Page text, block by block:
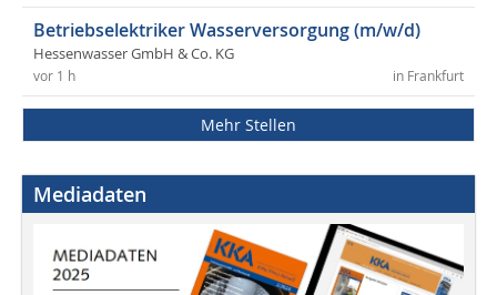
Betriebselektriker Wasserversorgung (m/w/d)
Hessenwasser GmbH & Co. KG
in Frankfurt
vor 1 h
Mehr Stellen
Mediadaten